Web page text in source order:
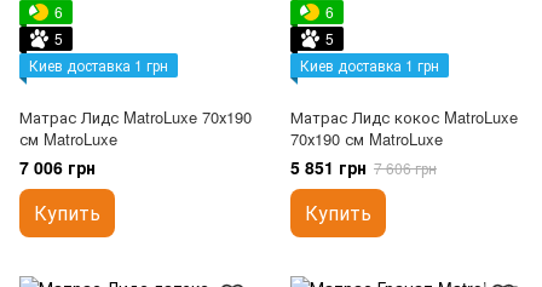
6
5
Киев доставка 1 грн
Матрас Лидс MatroLuxe 70х190
см MatroLuxe
7 006 грн
Купить
6
5
Киев доставка 1 грн
Матрас Лидс кокос MatroLuxe
70х190 см MatroLuxe
5 851 грн 7 606 грн
Купить